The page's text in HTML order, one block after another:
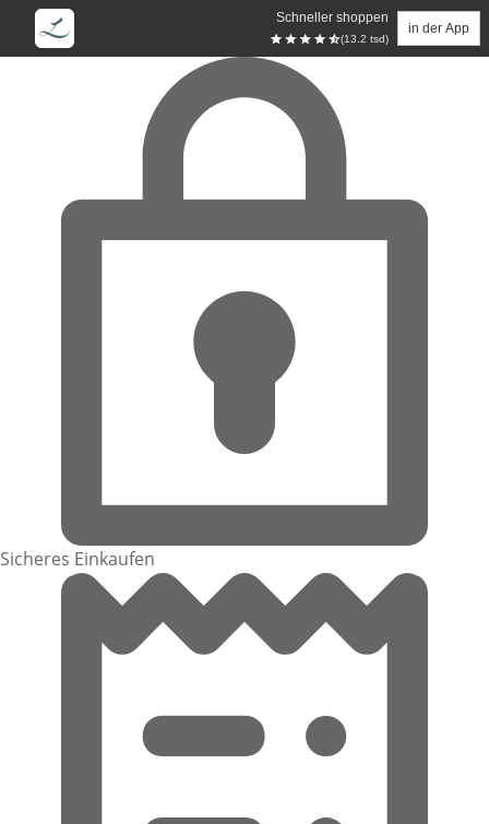
Schneller shoppen
(13.2 tsd)
in der App
Zum Hauptinhalt springen
Sicheres Einkaufen